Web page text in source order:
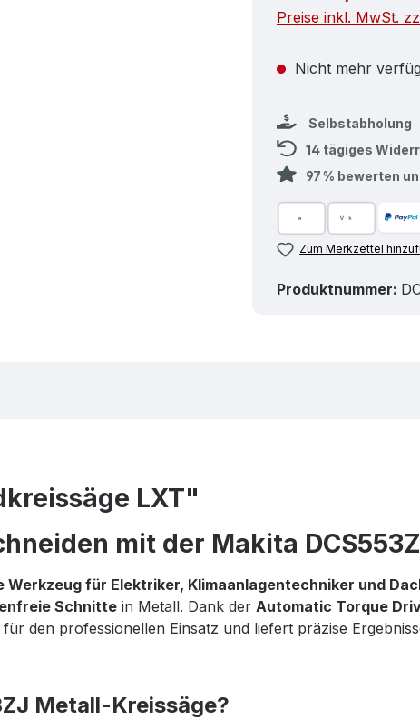
Preise inkl. MwSt.
Nicht mehr
Selbstabholung
14 tägiges
97 % bewerten
Zum Merkzettel
Produktnummer:
LXT"
mit der Makita
Werkzeug für Elektriker, Klimaanlagentechniker und
Schnitte in Metall. Dank der Automatic Torque
den professionellen Einsatz und liefert präzise
Metall-Kreissäge?